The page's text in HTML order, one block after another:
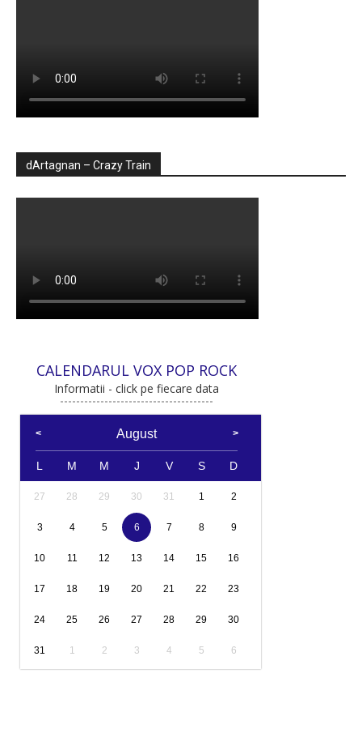
dArtagnan – Crazy Train
CALENDARUL VOX POP ROCK
Informatii - click pe fiecare data
August
L M M J V S D
27 28 29 30 31 1 2
3 4 5 6 7 8 9
10 11 12 13 14 15 16
17 18 19 20 21 22 23
24 25 26 27 28 29 30
31 1 2 3 4 5 6